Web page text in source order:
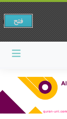
فتح